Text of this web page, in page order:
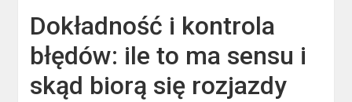
Dokładność i kontrola
błędów: ile to ma sensu i
skąd biorą się rozjazdy